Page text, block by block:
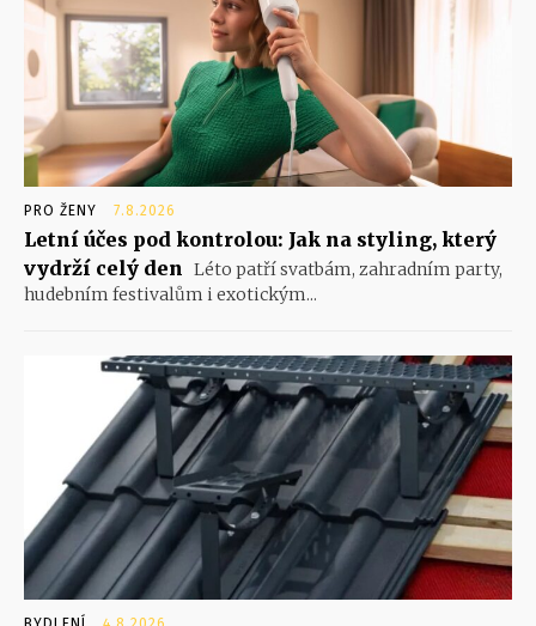
PRO ŽENY 7.8.2026
Letní účes pod kontrolou: Jak na styling, který
vydrží celý den Léto patří svatbám, zahradním party,
hudebním festivalům i exotickým...